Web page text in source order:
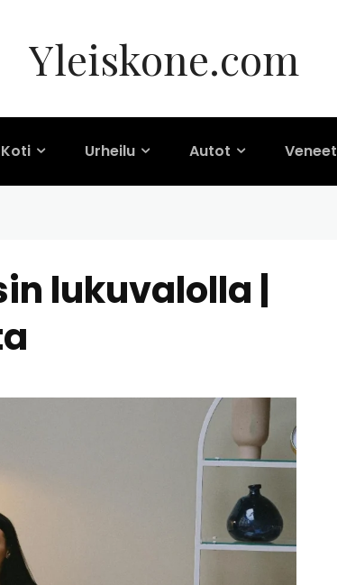
Yleiskone.com
Koti Urheilu Autot Veneet
lukuvalolla |